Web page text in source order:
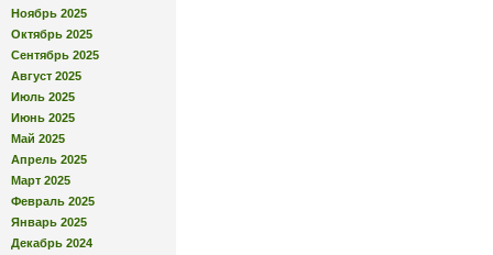
Ноябрь 2025
Октябрь 2025
Сентябрь 2025
Август 2025
Июль 2025
Июнь 2025
Май 2025
Апрель 2025
Март 2025
Февраль 2025
Январь 2025
Декабрь 2024